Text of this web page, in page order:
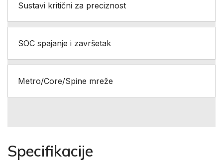
Sustavi kritični za preciznost
SOC spajanje i završetak
Metro/Core/Spine mreže
Specifikacije